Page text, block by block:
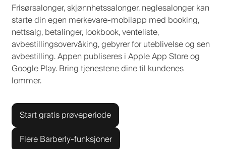
Frisørsalonger, skjønnhetssalonger, neglesalonger kan
starte din egen merkevare-mobilapp med booking,
nettsalg, betalinger, lookbook, venteliste,
avbestillingsovervåking, gebyrer for uteblivelse og sen
avbestilling. Appen publiseres i Apple App Store og
Google Play. Bring tjenestene dine til kundenes
lommer.
Start gratis prøveperiode
Flere Barberly-funksjoner